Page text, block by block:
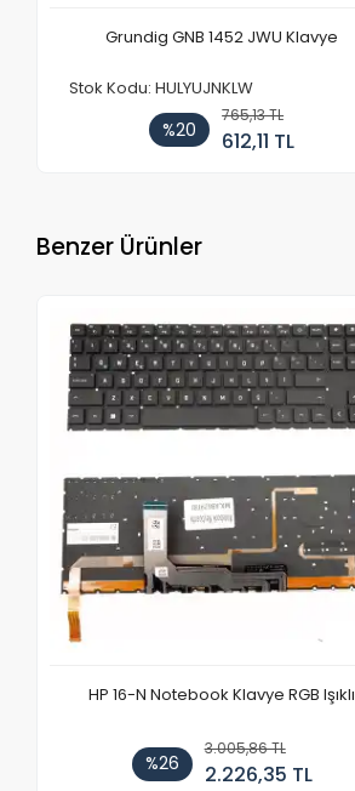
Grundig GNB 1452 JWU Klavye
Stok Kodu: HULYUJNKLW
%20
765,13 TL
612,11 TL
Benzer Ürünler
HP 16-N Notebook Klavye RGB Işıklı
%26
3.005,86 TL
2.226,35 TL